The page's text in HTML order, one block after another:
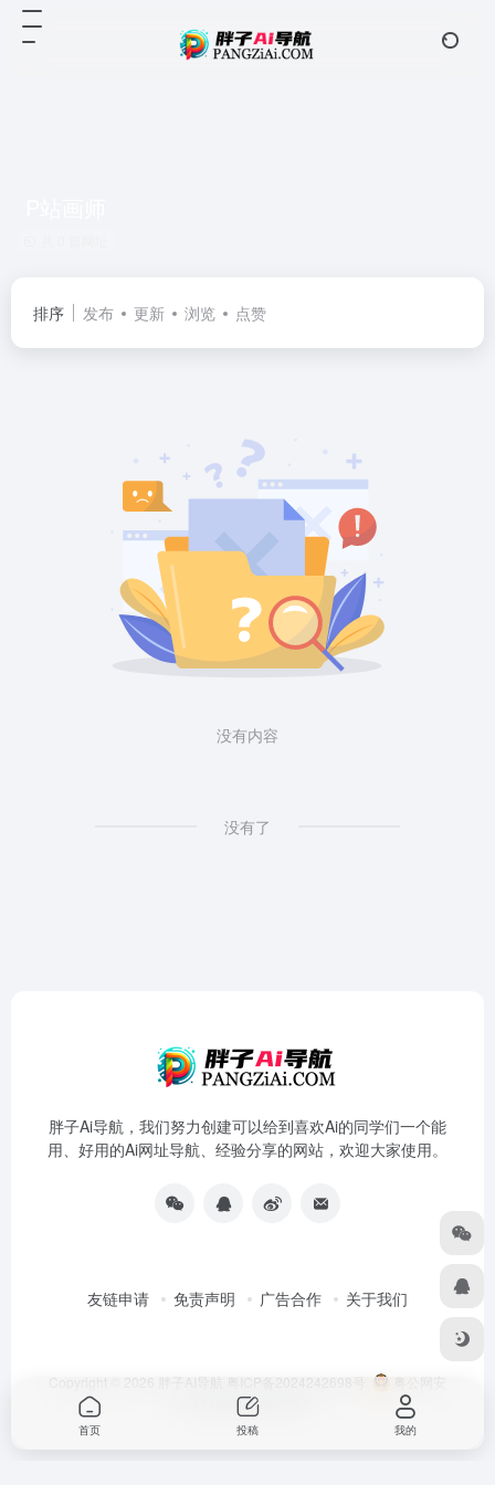
排序 发布 更新 浏览 点赞
没有内容
没有了
胖子Ai导航，我们努力创建可以给到喜欢Ai的同学们一个能
用、好用的Ai网址导航、经验分享的网站，欢迎大家使用。
友链申请 免责声明 广告合作 关于我们
Copyright © 2026 胖子AI导航 粤ICP备2024242698号
粤公网安
备44180202000766号
首页 投稿 我的